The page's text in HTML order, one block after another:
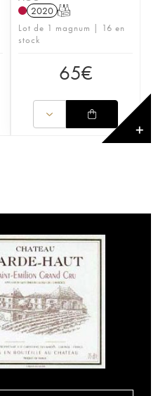
2020 T
Lot de 1 magnum | 16 en
stock
65€
✕